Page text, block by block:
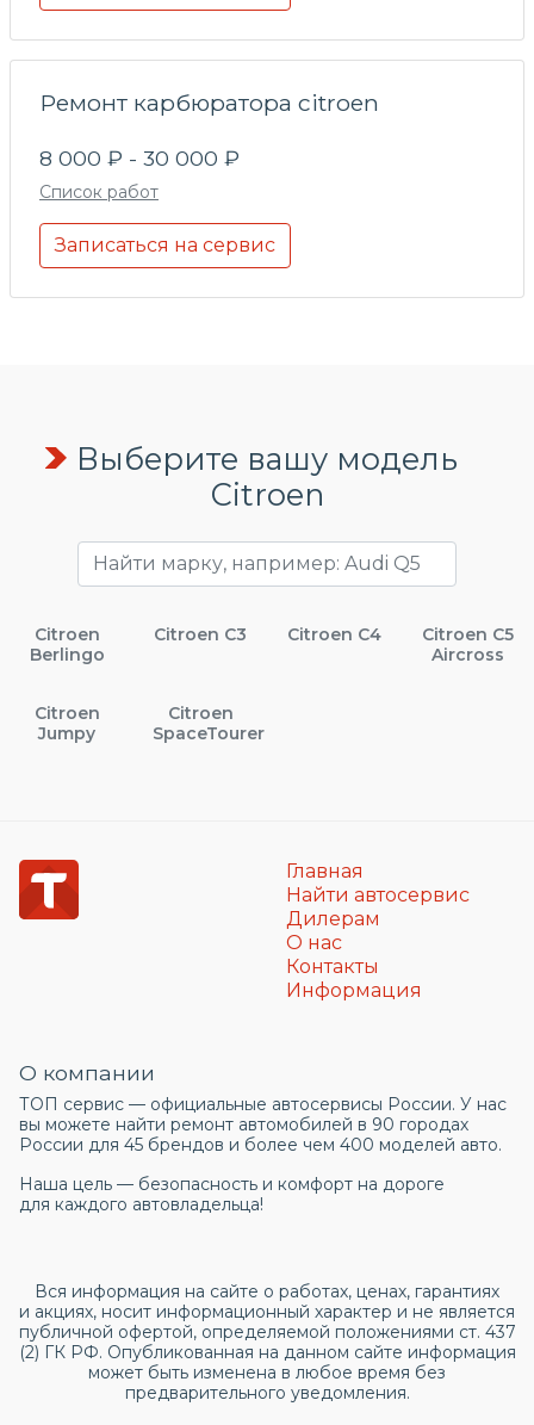
Ремонт карбюратора citroen
8 000 ₽ - 30 000 ₽
Список работ
Записаться на сервис
Выберите вашу модель
Citroen
Citroen
Berlingo
Citroen C3 Citroen C4
Citroen C5
Aircross
Citroen
Jumpy
Citroen
SpaceTourer
Главная
Найти автосервис
Дилерам
О нас
Контакты
Информация
О компании
ТОП сервис — официальные автосервисы России. У нас
вы можете найти ремонт автомобилей в 90 городах
России для 45 брендов и более чем 400 моделей авто.
Наша цель — безопасность и комфорт на дороге
для каждого автовладельца!
Вся информация на сайте о работах, ценах, гарантиях
и акциях, носит информационный характер и не является
публичной офертой, определяемой положениями ст. 437
(2) ГК РФ. Опубликованная на данном сайте информация
может быть изменена в любое время без
предварительного уведомления.